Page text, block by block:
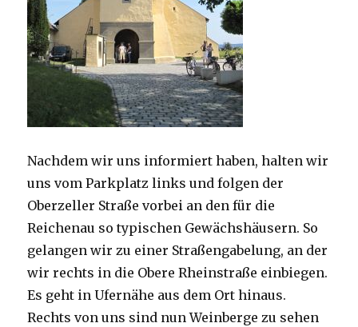
Nachdem wir uns informiert haben, halten wir
uns vom Parkplatz links und folgen der
Oberzeller Straße vorbei an den für die
Reichenau so typischen Gewächshäusern. So
gelangen wir zu einer Straßengabelung, an der
wir rechts in die Obere Rheinstraße einbiegen.
Es geht in Ufernähe aus dem Ort hinaus.
Rechts von uns sind nun Weinberge zu sehen